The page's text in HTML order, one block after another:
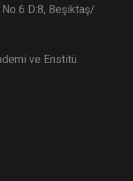
Rücu Davaları
Sepete Ekle
No 6 D:8, Beşiktaş/
ve Enstitü